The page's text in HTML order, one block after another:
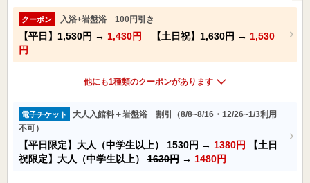
クーポン 入浴+岩盤浴 100円引き
【平日】 1,530円 → 1,430円 【土日祝】 1,630円 → 1,530
円
他にも1種類のクーポンがあります
電子チケット
大人入館料＋岩盤浴 割引（8/8~8/16・12/26~1/3利用
不可）
【平日限定】大人（中学生以上） 1530円 → 1380円
【土日
祝限定】大人（中学生以上） 1630円 → 1480円